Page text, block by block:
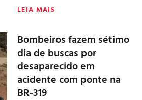
LEIA MAIS
Bombeiros fazem sétimo
dia de buscas por
desaparecido em
acidente com ponte na
BR-319